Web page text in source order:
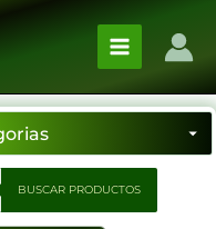
BUSCAR PRODUCTOS